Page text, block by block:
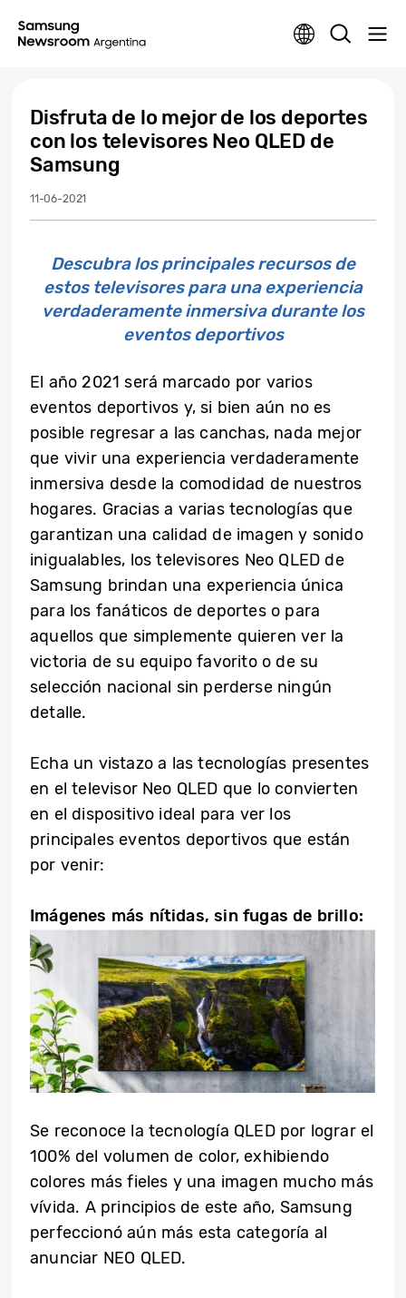
Disfruta de lo mejor de los deportes
con los televisores Neo QLED de
Samsung
11-06-2021
Descubra los principales recursos de
estos televisores para una experiencia
verdaderamente inmersiva durante los
eventos deportivos
El año 2021 será marcado por varios
eventos deportivos y, si bien aún no es
posible regresar a las canchas, nada mejor
que vivir una experiencia verdaderamente
inmersiva desde la comodidad de nuestros
hogares. Gracias a varias tecnologías que
garantizan una calidad de imagen y sonido
inigualables, los televisores Neo QLED de
Samsung brindan una experiencia única
para los fanáticos de deportes o para
aquellos que simplemente quieren ver la
victoria de su equipo favorito o de su
selección nacional sin perderse ningún
detalle.
Echa un vistazo a las tecnologías presentes
en el televisor Neo QLED que lo convierten
en el dispositivo ideal para ver los
principales eventos deportivos que están
por venir:
Imágenes más nítidas, sin fugas de brillo:
Se reconoce la tecnología QLED por lograr el
100% del volumen de color, exhibiendo
colores más fieles y una imagen mucho más
vívida. A principios de este año, Samsung
perfeccionó aún más esta categoría al
anunciar NEO QLED.